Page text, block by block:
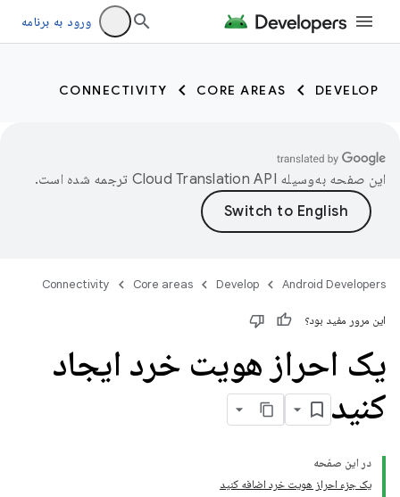
ورود به برنامه
DEVELOP
CORE AREAS
CONNECTIVITY
این صفحه به‌وسیله ترجمه شده است.
Android Developers
Develop
Core areas
Connectivity
این مرور مفید بود؟
یک احراز هویت خرد ایجاد
کنید
در این صفحه
یک جزء احراز هویت خرد اضافه کنید